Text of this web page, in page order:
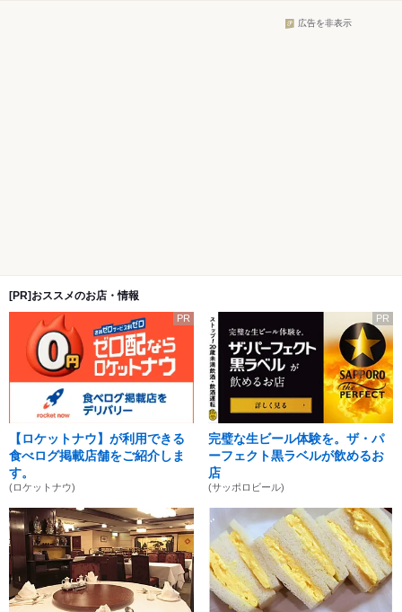
広告を非表示
[PR]おススメのお店・情報
PR
【ロケットナウ】が利用できる
食べログ掲載店舗をご紹介しま
す。
(ロケットナウ)
PR
完璧な生ビール体験を。ザ・パ
ーフェクト黒ラベルが飲めるお
店
(サッポロビール)